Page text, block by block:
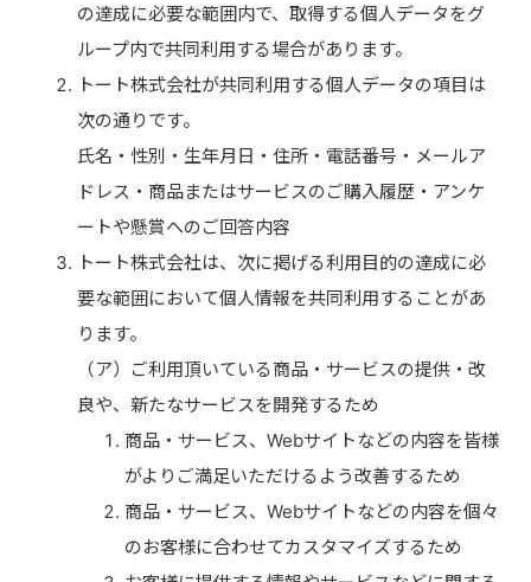
の達成に必要な範囲内で、取得する個人データをグ
ループ内で共同利用する場合があります。
トート株式会社が共同利用する個人データの項目は
次の通りです。
氏名・性別・生年月日・住所・電話番号・メールア
ドレス・商品またはサービスのご購入履歴・アンケ
ートや懸賞へのご回答内容
トート株式会社は、次に掲げる利用目的の達成に必
要な範囲において個人情報を共同利用することがあ
ります。
（ア）ご利用頂いている商品・サービスの提供・改
良や、新たなサービスを開発するため
商品・サービス、Webサイトなどの内容を皆様
がよりご満足いただけるよう改善するため
商品・サービス、Webサイトなどの内容を個々
のお客様に合わせてカスタマイズするため